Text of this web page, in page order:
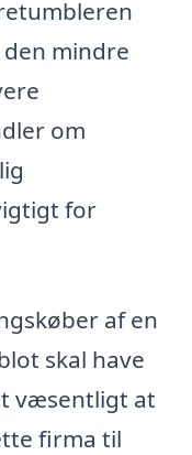
mindre
om
for
af en
skal have
væsentligt at
firma til